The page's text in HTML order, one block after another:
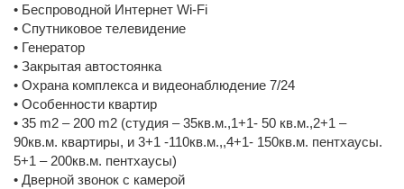
• Беспроводной Интернет Wi-Fi
• Спутниковое телевидение
• Генератор
• Закрытая автостоянка
• Охрана комплекса и видеонаблюдение 7/24
• Особенности квартир
• 35 m2 – 200 m2 (студия – 35кв.м.,1+1- 50 кв.м.,2+1 –
90кв.м. квартиры, и 3+1 -110кв.м.,,4+1- 150кв.м. пентхаусы.
5+1 – 200кв.м. пентхаусы)
• Дверной звонок с камерой